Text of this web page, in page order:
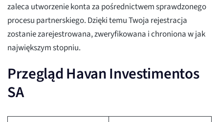
zaleca utworzenie konta za pośrednictwem sprawdzonego
procesu partnerskiego. Dzięki temu Twoja rejestracja
zostanie zarejestrowana, zweryfikowana i chroniona w jak
największym stopniu.
Przegląd Havan Investimentos
SA